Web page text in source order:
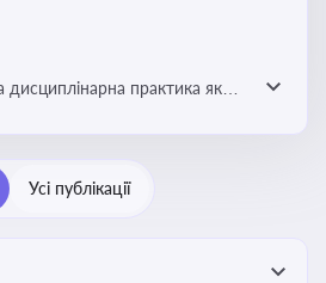
практика як
час судових спорів та
Усі публікації